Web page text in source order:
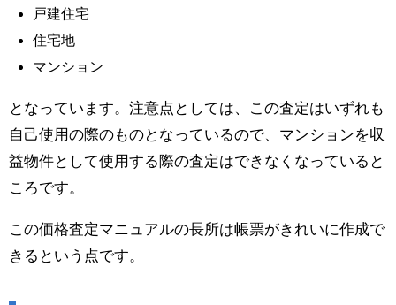
戸建住宅
住宅地
マンション
となっています。注意点としては、この査定はいずれも
自己使用の際のものとなっているので、マンションを収
益物件として使用する際の査定はできなくなっていると
ころです。
この価格査定マニュアルの長所は帳票がきれいに作成で
きるという点です。